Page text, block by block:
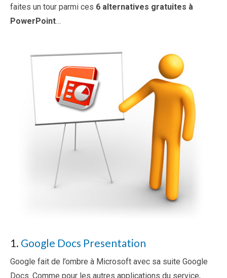
faites un tour parmi ces 6 alternatives gratuites à
PowerPoint…
1. Google Docs Presentation
Google fait de l’ombre à Microsoft avec sa suite Google
Docs. Comme pour les autres applications du service,